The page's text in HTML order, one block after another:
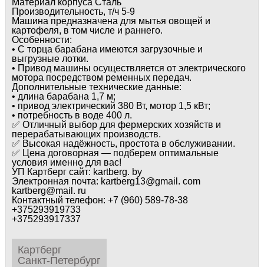
Материал корпуса Сталь
Производительность, т/ч 5-9
Машина предназначена для мытья овощей и
картофеля, в том числе и раннего.
Особенности:
• С торца барабана имеются загрузочные и
выгрузные лотки.
• Привод машины осуществляется от электрического
мотора посредством ременных передач.
Дополнительные технические данные:
• длина барабана 1,7 м;
• привод электрический 380 Вт, мотор 1,5 кВт;
• потребность в воде 400 л.
✅ Отличный выбор для фермерских хозяйств и
перерабатывающих производств.
✅ Высокая надёжность, простота в обслуживании.
✅ Цена договорная — подберем оптимальные
условия именно для вас!
УП Картберг сайт: kartberg. by
Электронная почта: kartberg13@gmail. com
kartberg@mail. ru
Контактный телефон: +7 (960) 589-78-38
+375293919733
+375293917337
Картберг
Санкт-Петербург